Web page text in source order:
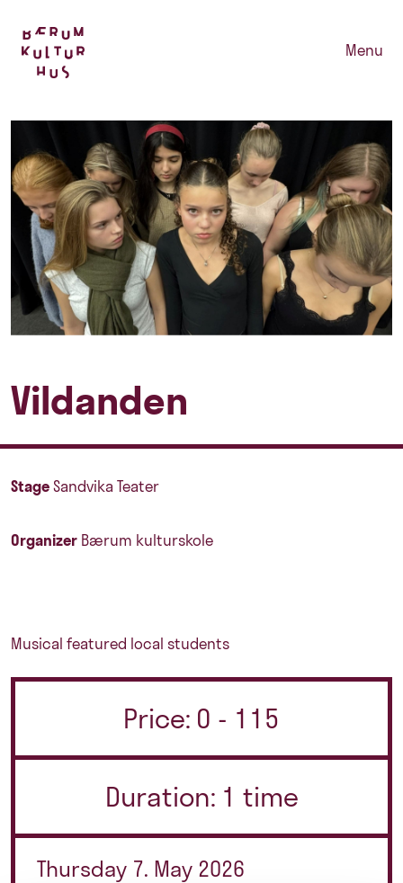
Menu
Vildanden
StageSandvika Teater
Organizer Bærum kulturskole
Musical featured local students
Price: 0 - 115
Duration: 1 time
Thursday 7. May 2026